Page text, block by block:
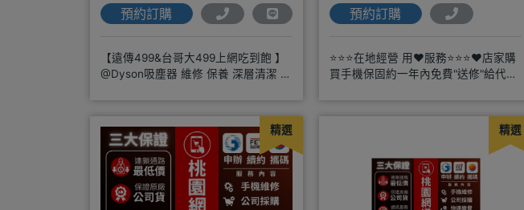
預約訂購
【遠傳499&台哥大499上網吃到飽 】
@Dyson吸塵器 維修 保養 深層清潔 周
預約訂購
⭐⭐⭐在地經營 用❤️服務⭐⭐⭐❤️店家購
買手機保固約一年內免費"送修"給代理
精選 精選